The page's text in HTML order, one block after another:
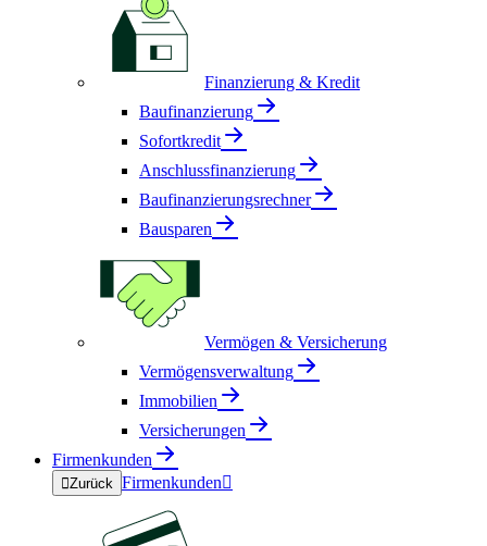
Finanzierung & Kredit
Baufinanzierung
Sofortkredit
Anschlussfinanzierung
Baufinanzierungsrechner
Bausparen
Vermögen & Versicherung
Vermögensverwaltung
Immobilien
Versicherungen
Firmenkunden
Zurück Firmenkunden